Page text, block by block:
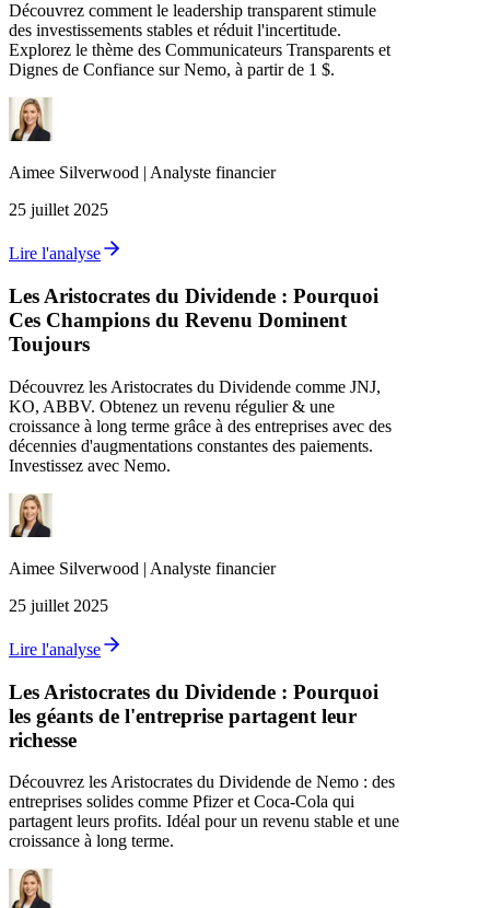
Découvrez comment le leadership transparent stimule
des investissements stables et réduit l'incertitude.
Explorez le thème des Communicateurs Transparents et
Dignes de Confiance sur Nemo, à partir de 1 $.
Aimee Silverwood | Analyste financier
25 juillet 2025
Lire l'analyse
Les Aristocrates du Dividende : Pourquoi
Ces Champions du Revenu Dominent
Toujours
Découvrez les Aristocrates du Dividende comme JNJ,
KO, ABBV. Obtenez un revenu régulier & une
croissance à long terme grâce à des entreprises avec des
décennies d'augmentations constantes des paiements.
Investissez avec Nemo.
Aimee Silverwood | Analyste financier
25 juillet 2025
Lire l'analyse
Les Aristocrates du Dividende : Pourquoi
les géants de l'entreprise partagent leur
richesse
Découvrez les Aristocrates du Dividende de Nemo : des
entreprises solides comme Pfizer et Coca-Cola qui
partagent leurs profits. Idéal pour un revenu stable et une
croissance à long terme.